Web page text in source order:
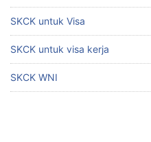
SKCK untuk Visa
SKCK untuk visa kerja
SKCK WNI